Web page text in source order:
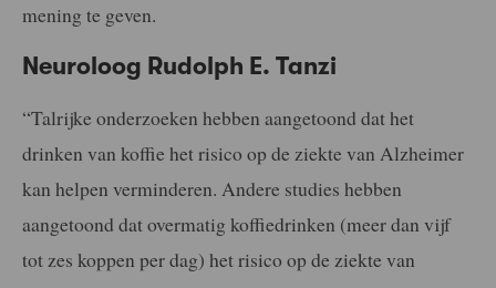
mening te geven.
Neuroloog Rudolph E. Tanzi
“Talrijke onderzoeken hebben aangetoond dat het
drinken van koffie het risico op de ziekte van Alzheimer
kan helpen verminderen. Andere studies hebben
aangetoond dat overmatig koffiedrinken (meer dan vijf
tot zes koppen per dag) het risico op de ziekte van